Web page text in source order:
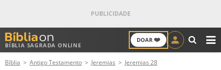
BÍBLIA SAGRADA ONLINE
DOAR ❤️
ANTIGO TESTAMENTO
Bíblia Antigo Testamento Jeremias Jeremias 28